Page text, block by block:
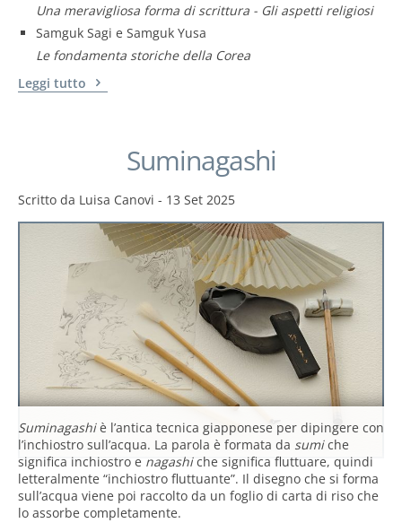
Una meravigliosa forma di scrittura - Gli aspetti religiosi
Samguk Sagi e Samguk Yusa
Le fondamenta storiche della Corea
Leggi tutto
Suminagashi
Scritto da Luisa Canovi - 13 Set 2025
Suminagashiè l’antica tecnica giapponese per dipingere con
l’inchiostro sull’acqua. La parola è formata da sumiche
significa inchiostro e nagashiche significa fluttuare, quindi
letteralmente “inchiostro fluttuante”. Il disegno che si forma
sull’acqua viene poi raccolto da un foglio di carta di riso che
lo assorbe completamente.